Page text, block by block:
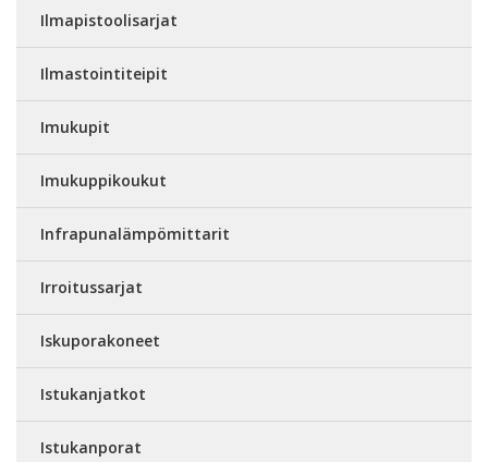
Ilmapistoolisarjat
Ilmastointiteipit
Imukupit
Imukuppikoukut
Infrapunalämpömittarit
Irroitussarjat
Iskuporakoneet
Istukanjatkot
Istukanporat